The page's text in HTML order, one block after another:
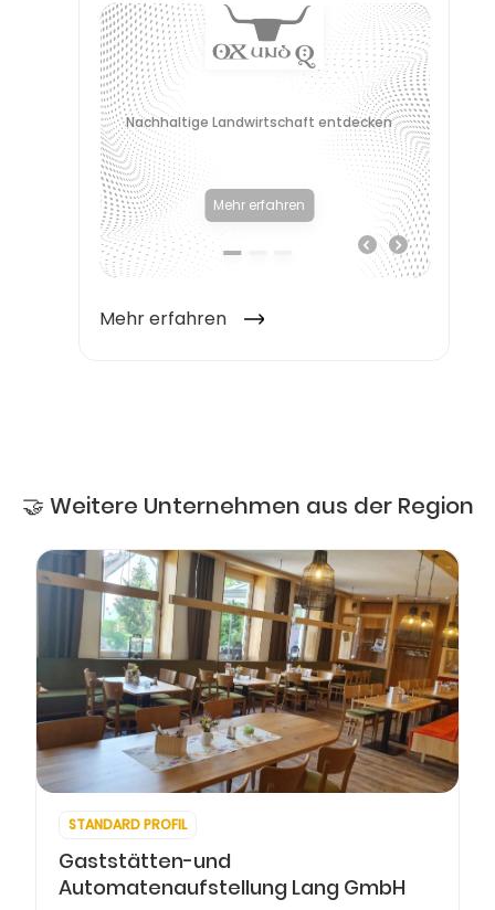
🤝 Weitere Unternehmen aus der Region
STANDARD PROFIL
Gaststätten-und
Automatenaufstellung Lang GmbH